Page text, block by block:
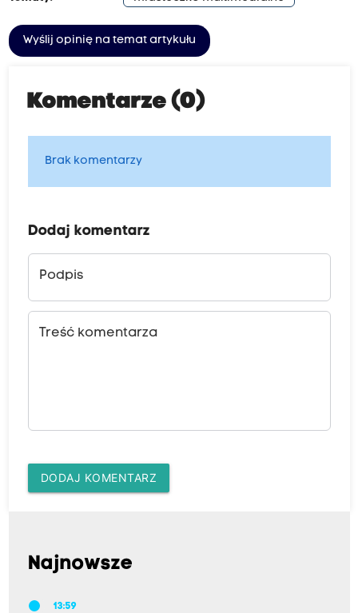
Wyślij opinię na temat artykułu
Komentarze (0)
Brak komentarzy
Dodaj komentarz
Podpis
Treść komentarza
DODAJ KOMENTARZ
Najnowsze
13:59